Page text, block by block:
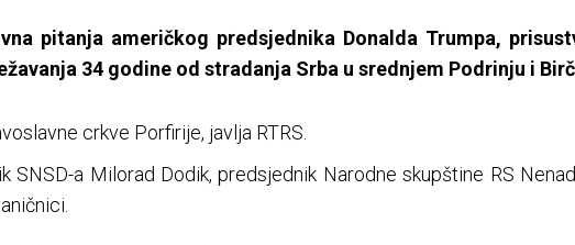
pitanja američkog predsjednika Donalda Trumpa,
34 godine od stradanja Srba u srednjem Podrinju i
crkve Porfirije, javlja RTRS.
a Milorad Dodik, predsjednik Narodne skupštine RS